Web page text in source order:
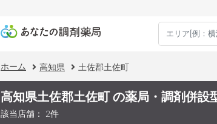
ホーム 高知県 土佐郡土佐町
高知県土佐郡土佐町 の薬局・調剤併設
該当店舗： 2件